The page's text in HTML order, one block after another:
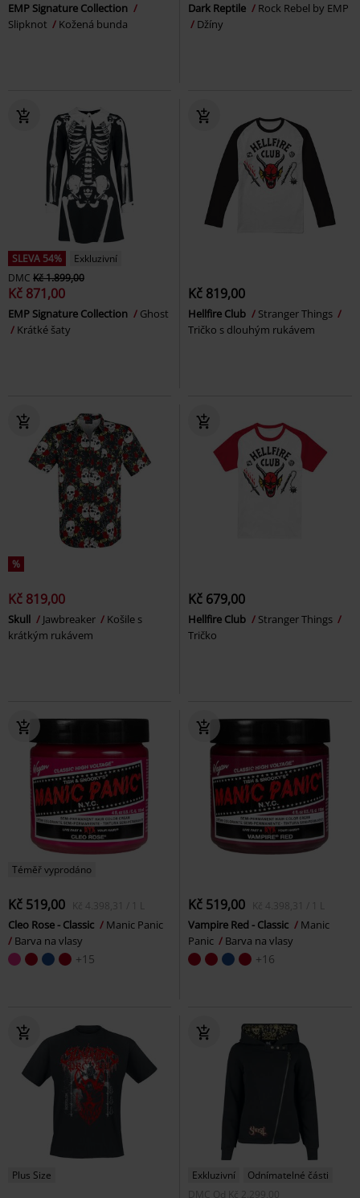
EMP Signature Collection
Slipknot
Kožená bunda
Dark Reptile
Rock Rebel by EMP
Džíny
SLEVA 54%
Exkluzivní
DMC Kč 1.899,00
Kč 871,00
EMP Signature Collection
Ghost
Krátké šaty
Kč 819,00
Hellfire Club
Stranger Things
Tričko s dlouhým rukávem
%
Kč 819,00
Skull Jawbreaker
Košile s
krátkým rukávem
Kč 679,00
Hellfire Club
Stranger Things
Tričko
Téměř vyprodáno
Kč 519,00 Kč 4.398,31 / 1 L
Cleo Rose - Classic
Manic Panic
Barva na vlasy
+15
Kč 519,00 Kč 4.398,31 / 1 L
Vampire Red - Classic
Manic
Panic
Barva na vlasy
+16
Plus Size Exkluzivní
Odnímatelné části
DMC Od Kč 2.299,00